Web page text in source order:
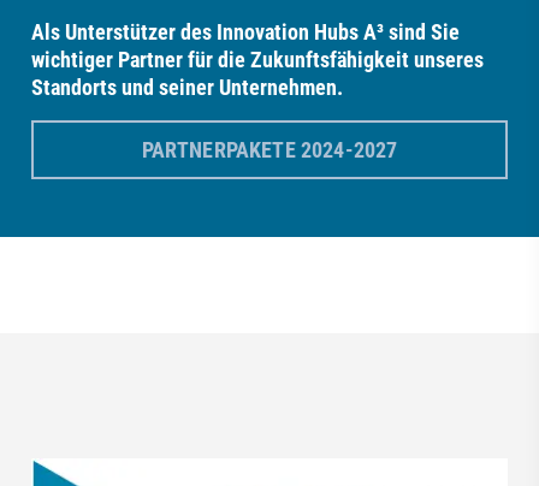
Als Unterstützer des Innovation Hubs A³ sind Sie
wichtiger Partner für die Zukunftsfähigkeit unseres
Standorts und seiner Unternehmen.
PARTNERPAKETE 2024-2027